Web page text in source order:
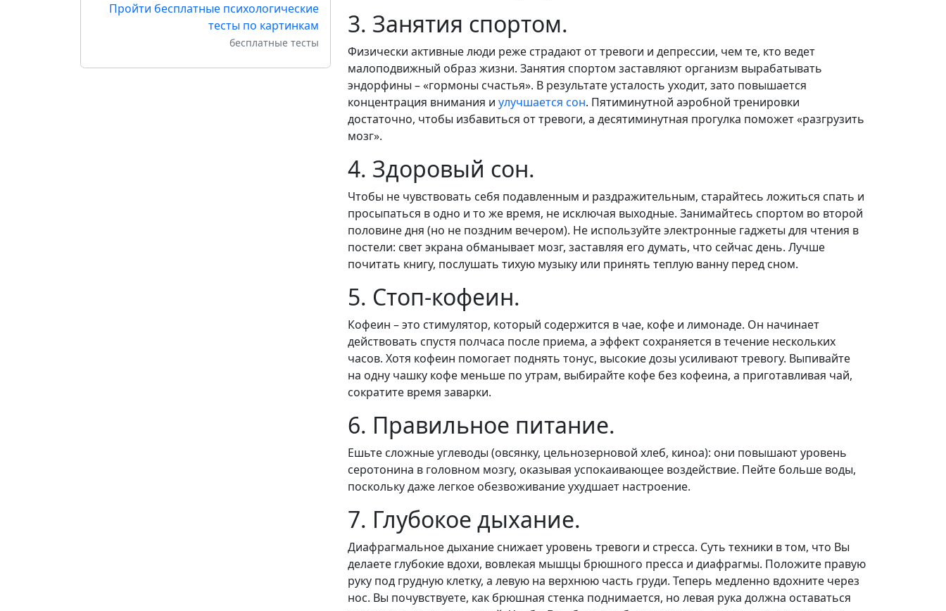
Пройти бесплатные психологические
тесты по картинкам
бесплатные тесты
3. Занятия спортом.
Физически активные люди реже страдают от тревоги и депрессии, чем те, кто ведет
малоподвижный образ жизни. Занятия спортом заставляют организм вырабатывать
эндорфины – «гормоны счастья». В результате усталость уходит, зато повышается
концентрация внимания и улучшается сон. Пятиминутной аэробной тренировки
достаточно, чтобы избавиться от тревоги, а десятиминутная прогулка поможет «разгрузить
мозг».
4. Здоровый сон.
Чтобы не чувствовать себя подавленным и раздражительным, старайтесь ложиться спать и
просыпаться в одно и то же время, не исключая выходные. Занимайтесь спортом во второй
половине дня (но не поздним вечером). Не используйте электронные гаджеты для чтения в
постели: свет экрана обманывает мозг, заставляя его думать, что сейчас день. Лучше
почитать книгу, послушать тихую музыку или принять теплую ванну перед сном.
5. Стоп-кофеин.
Кофеин – это стимулятор, который содержится в чае, кофе и лимонаде. Он начинает
действовать спустя полчаса после приема, а эффект сохраняется в течение нескольких
часов. Хотя кофеин помогает поднять тонус, высокие дозы усиливают тревогу. Выпивайте
на одну чашку кофе меньше по утрам, выбирайте кофе без кофеина, а приготавливая чай,
сократите время заварки.
6. Правильное питание.
Ешьте сложные углеводы (овсянку, цельнозерновой хлеб, киноа): они повышают уровень
серотонина в головном мозгу, оказывая успокаивающее воздействие. Пейте больше воды,
поскольку даже легкое обезвоживание ухудшает настроение.
7. Глубокое дыхание.
Диафрагмальное дыхание снижает уровень тревоги и стресса. Суть техники в том, что Вы
делаете глубокие вдохи, вовлекая мышцы брюшного пресса и диафрагмы. Положите правую
руку под грудную клетку, а левую на верхнюю часть груди. Теперь медленно вдохните через
нос. Вы почувствуете, как брюшная стенка поднимается, но левая рука должна оставаться